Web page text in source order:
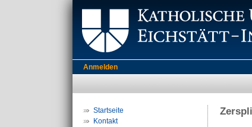
Anmelden
Startseite
Kontakt